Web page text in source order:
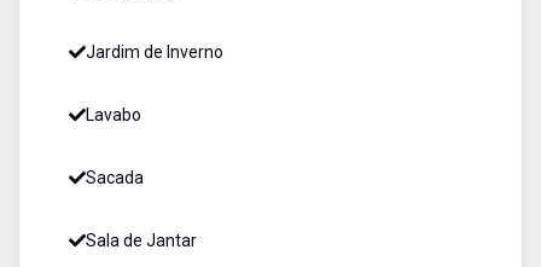
Jardim de Inverno
Lavabo
Sacada
Sala de Jantar